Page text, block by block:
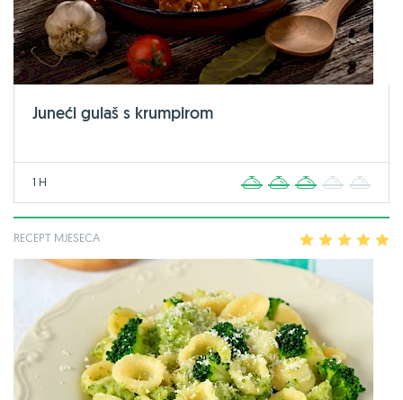
Juneći gulaš s krumpirom
1 H 2 3 4
RECEPT MJESECA 2 3 4